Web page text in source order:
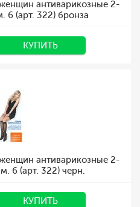
антиварикозные 2-
6 (арт. 322) бронза
КУПИТЬ
антиварикозные 2-
6 (арт. 322) черн.
КУПИТЬ